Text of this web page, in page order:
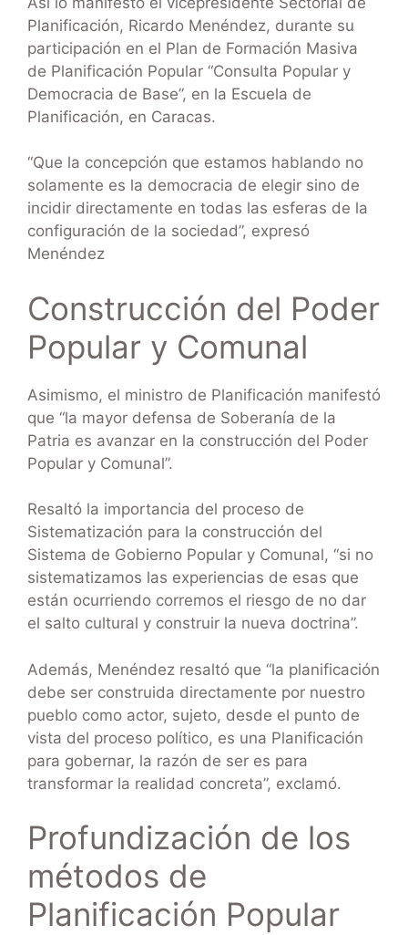
Planificación, Ricardo Menéndez, durante su
participación en el Plan de Formación Masiva
de Planificación Popular “Consulta Popular y
Democracia de Base”, en la Escuela de
Planificación, en Caracas.
“Que la concepción que estamos hablando no
solamente es la democracia de elegir sino de
incidir directamente en todas las esferas de la
configuración de la sociedad”, expresó
Menéndez
Construcción del Poder
Popular y Comunal
Asimismo, el ministro de Planificación manifestó
que “la mayor defensa de Soberanía de la
Patria es avanzar en la construcción del Poder
Popular y Comunal”.
Resaltó la importancia del proceso de
Sistematización para la construcción del
Sistema de Gobierno Popular y Comunal, “si no
sistematizamos las experiencias de esas que
están ocurriendo corremos el riesgo de no dar
el salto cultural y construir la nueva doctrina”.
Además, Menéndez resaltó que “la planificación
debe ser construida directamente por nuestro
pueblo como actor, sujeto, desde el punto de
vista del proceso político, es una Planificación
para gobernar, la razón de ser es para
transformar la realidad concreta”, exclamó.
Profundización de los
métodos de
Planificación Popular